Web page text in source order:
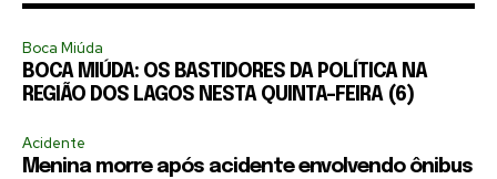
Boca Miúda
BOCA MIÚDA: OS BASTIDORES DA POLÍTICA NA
REGIÃO DOS LAGOS NESTA QUINTA-FEIRA (6)
Acidente
Menina morre após acidente envolvendo ônibus